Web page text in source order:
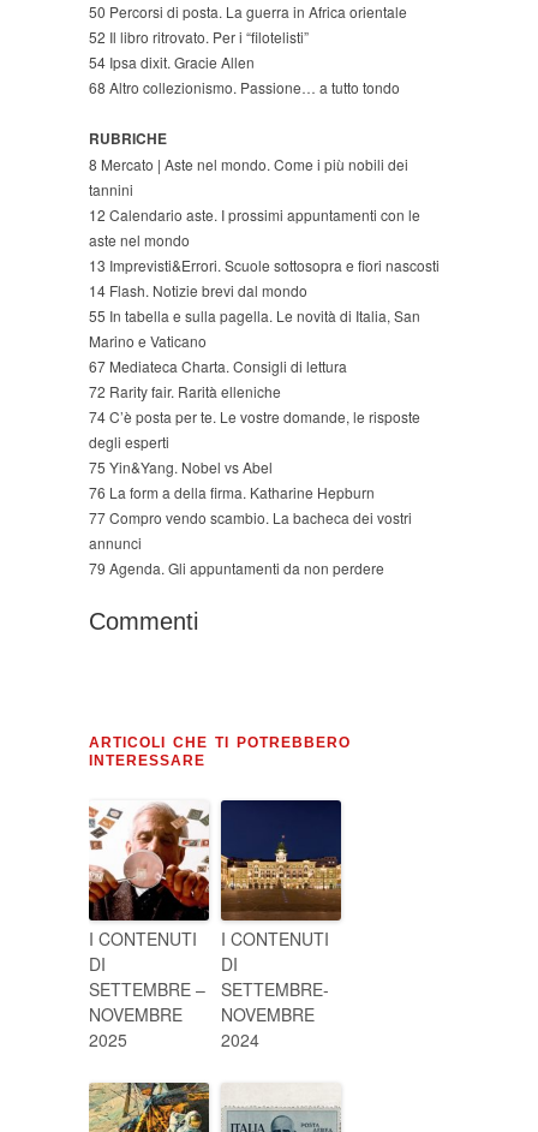
50 Percorsi di posta. La guerra in Africa orientale
52 Il libro ritrovato. Per i “filotelisti”
54 Ipsa dixit. Gracie Allen
68 Altro collezionismo. Passione… a tutto tondo
RUBRICHE
8 Mercato | Aste nel mondo. Come i più nobili dei
tannini
12 Calendario aste. I prossimi appuntamenti con le
aste nel mondo
13 Imprevisti&Errori. Scuole sottosopra e fiori nascosti
14 Flash. Notizie brevi dal mondo
55 In tabella e sulla pagella. Le novità di Italia, San
Marino e Vaticano
67 Mediateca Charta. Consigli di lettura
72 Rarity fair. Rarità elleniche
74 C’è posta per te. Le vostre domande, le risposte
degli esperti
75 Yin&Yang. Nobel vs Abel
76 La form a della firma. Katharine Hepburn
77 Compro vendo scambio. La bacheca dei vostri
annunci
79 Agenda. Gli appuntamenti da non perdere
Commenti
ARTICOLI CHE TI POTREBBERO
INTERESSARE
I CONTENUTI
DI
SETTEMBRE –
NOVEMBRE
2025
I CONTENUTI
DI
SETTEMBRE-
NOVEMBRE
2024